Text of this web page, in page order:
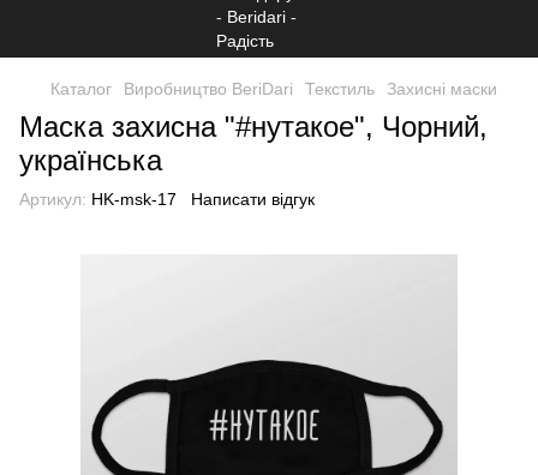
Каталог Виробництво BeriDari Текстиль Захисні маски
Маска захисна "#нутакое", Чорний,
українська
Артикул: HK-msk-17 Написати відгук